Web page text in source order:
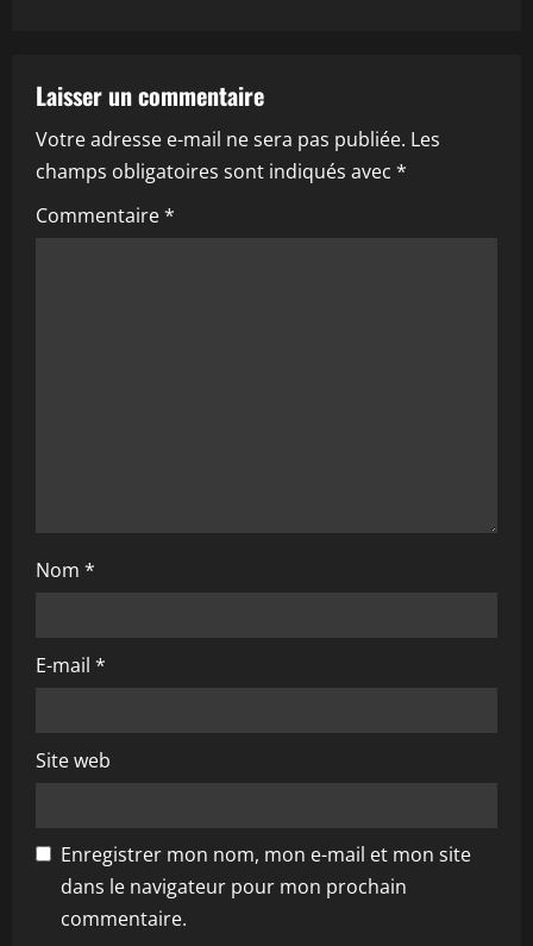
a
v
i
g
Laisser un commentaire
Votre adresse e-mail ne sera pas publiée. Les
champs obligatoires sont indiqués avec *
Commentaire*
Nom *
E-mail *
Site web
Enregistrer mon nom, mon e-mail et mon site
dans le navigateur pour mon prochain
commentaire.